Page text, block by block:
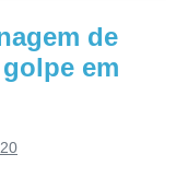
de
em